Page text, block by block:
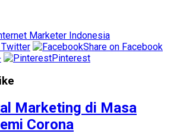
Marketer Indonesia
Share on Facebook
Pinterest
Marketing di Masa
Corona